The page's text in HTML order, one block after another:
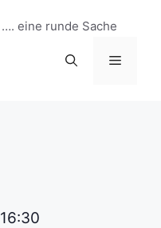
…. eine runde Sache
Menü
16:30